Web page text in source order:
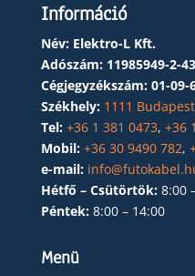
Információ
Név: Elektro-L Kft.
Adószám: 11985949-2-43
Cégjegyzékszám: 01-09-
Székhely: 1111
Tel: +36 1 381 0473, +36
Mobil: +36 30 9490 782,
e-mail:
Hétfő – Csütörtök: 8:00
Péntek: 8:00 – 14:00
Menü